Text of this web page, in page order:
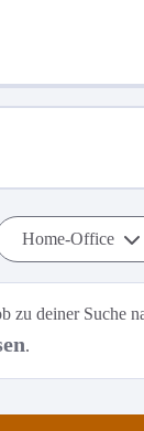
Home-Office
zu deiner Suche
.